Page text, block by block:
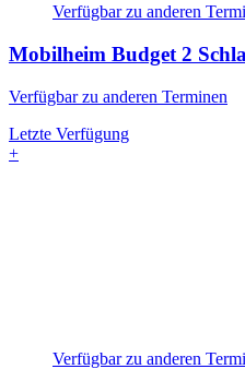
Verfügbar zu anderen
Mobilheim Budget 2
Verfügbar zu anderen Terminen
Letzte Verfügung
+
Verfügbar zu anderen